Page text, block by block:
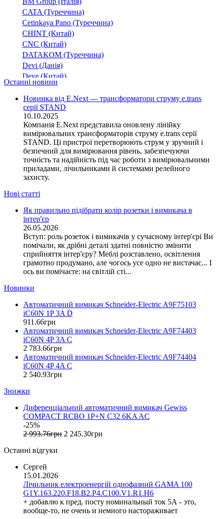
CATA (Туреччина)
Cetinkaya Pano (Туреччина)
CHINT (Китай)
CNC (Китай)
DATAKOM (Туреччина)
Devi (Данія)
Deye (Китай)
DigiTop (Україна)
DKC (Україна)
Dyness (Китай)
E.NEXT (Україна)
EAE Electric
Eastron (Китай)
Eaton (США)
ElectrO (Україна)
Eleks (Україна)
Entes (Туреччина)
EON (Таїланд)
ETREL (Словенія)
Evrosvet (Україна)
Extherm (Німеччина)
F&F (Польща)
FRER (Італія)
FS (Україна)
GAMA (Україна)
GENERICA (Китай)
Gewiss (Італія)
Ginlong Solis (Китай)
GreenVision (Китай)
Hager (Німеччина)
Haupa (Німеччина)
HD Hyundai Electric (Корея)
Hemstedt (Німеччина)
Huawei (Китай)
IME (Італія)
Install Group (Україна)
IPmall (Україна)
JA SOLAR (Китай)
Jokari (Німеччина)
Katko (Фінляндія)
KNIPEX (Чехія)
Kolarz (Австрія)
Kopos (Чехія)
Legrand (Франція)
Останні новини
Новинка від E.Next — трансформатори струму e.trans
серії STAND
10.10.2025
Компанія E.Next представила оновлену лінійку
вимірювальних трансформаторів струму e.trans серії
STAND. Ці пристрої перетворюють струм у зручний і
безпечний для вимірювання рівень, забезпечуючи
точність та надійність під час роботи з вимірювальними
приладами, лічильниками й системами релейного
захисту.
Нові статті
Як правильно підібрати колір розетки і вимикача в
інтер'єр
26.05.2026
Вступ: роль розеток і вимикачів у сучасному інтер'єрі Ви
помічали, як дрібні деталі здатні повністю змінити
сприйняття інтер'єру? Меблі розставлено, освітлення
грамотно продумано, але чогось усе одно не вистачає... І
ось ви помічаєте: на світлій сті...
Новинки
Автоматичний вимикач Schneider-Electric A9F75103
iC60N 1P 3A D
911 .66грн
Автоматичний вимикач Schneider-Electric A9F74403
iC60N 4P 3A C
2 783.66грн
Автоматичний вимикач Schneider-Electric A9F74404
iC60N 4P 4A C
2 540.93грн
Знижки
Диференціальний автоматичний вимикач Gewiss
COMPACT RCBO 1P+N C32 6KA AC
-25%
2 993.76грн 2 245.30грн
Останні відгуки
Сергей
15.01.2026
Лічильник електроенергій однофазний GAMA 100
G1Y.163.220.F18.B2.P4.C100.V1.R1.H6
+ добавлю к пред. посту номинальный ток 5А - это,
вообще-то, не очень и немного настораживает